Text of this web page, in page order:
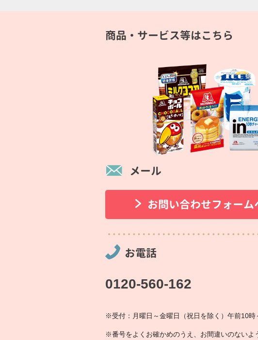
商品・サービス等はこちら
メール
お問い合わせフォーム
お電話
0120-560-162
※受付：月曜日～金曜日（祝日を除く）午前10時
※番号をよくお確かめのうえ、お間違いのないよ